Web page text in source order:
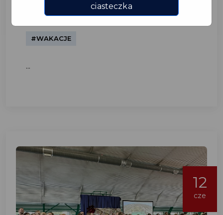
#WAKACJE
...
12
cze
ciasteczka